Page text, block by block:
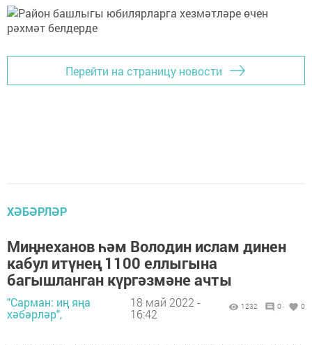
Перейти на страницу новости
ХӘБӘРЛӘР
Миңнеханов һәм Володин ислам динен
кабул итүнең 1100 еллыгына
багышланган күргәзмәне ачты
"Сарман: иң яңа
хәбәрләр",
18 май 2022 -
16:42
1232 0 0